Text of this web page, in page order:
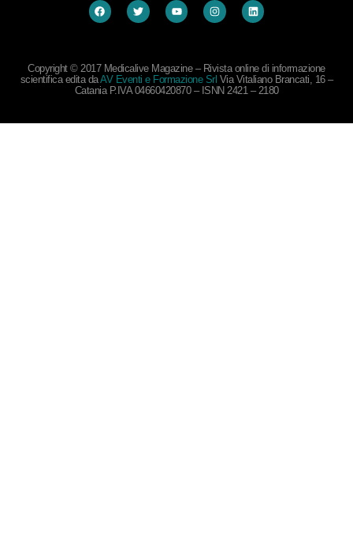
Copyright © 2017 Medicalive Magazine – Rivista online di informazione
scientifica edita daAV Eventi e Formazione Srl Via Vitaliano Brancati, 16 –
Catania P.IVA 04660420870 – ISNN 2421 – 2180